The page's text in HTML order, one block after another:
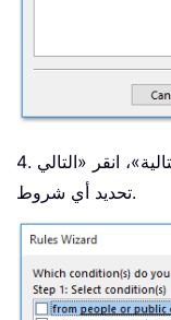
4. في نافذة «معالج القواعد التالية»، انقر «التالي» (Next) دون
تحديد أي شروط.